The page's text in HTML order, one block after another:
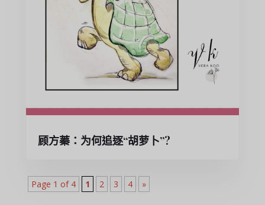
顾方蓁：为何追逐“胡萝卜”?
Page 1 of 4 1 2 3 4 »